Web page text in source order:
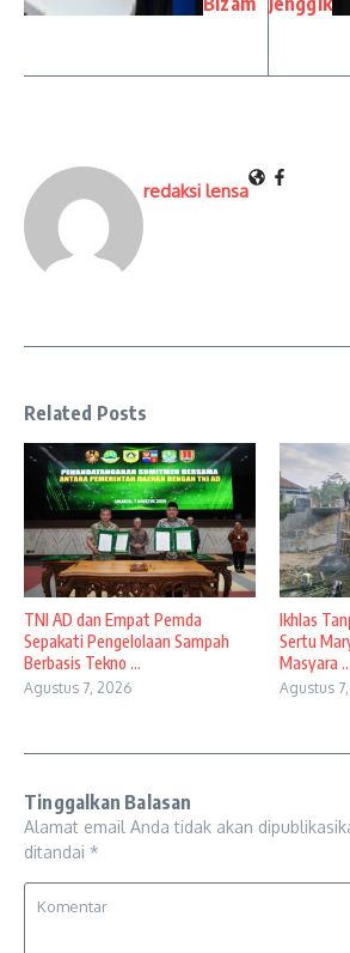
redaksi lensa
Related Posts
TNI AD dan Empat Pemda
Sepakati Pengelolaan Sampah
Berbasis Tekno ...
Agustus 7, 2026
Ikhlas
Sertu
Masyara ...
Agustus
Tinggalkan Balasan
Alamat email Anda tidak akan
ditandai *